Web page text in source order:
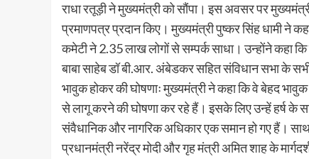
राधा रतूड़ी ने मुख्यमंत्री को सौंपा। इस अवसर पर
प्रमाणपत्र प्रदान किए। मुख्यमंत्री पुष्कर सिंह धामी ने
कमेटी ने 2.35 लाख लोगों से सम्पर्क साधा। उन्होंने कहा कि
बाबा साहेब डॉ बी.आर. अंबेडकर सहित संविधान सभा के
भावुक होकर की घोषणाः मुख्यमंत्री ने कहा कि वे बेहद
से लागू करने की घोषणा कर रहे हैं। इसके लिए उन्हें हर्ष के
संवैधानिक और नागरिक अधिकार एक समान हो गए हैं।
प्रधानमंत्री नरेंद्र मोदी और गृह मंत्री अमित शाह के